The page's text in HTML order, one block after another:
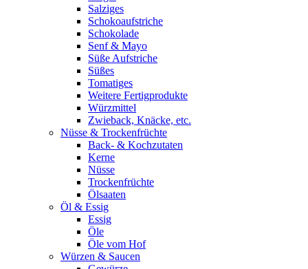
Salziges
Schokoaufstriche
Schokolade
Senf & Mayo
Süße Aufstriche
Süßes
Tomatiges
Weitere Fertigprodukte
Würzmittel
Zwieback, Knäcke, etc.
Nüsse & Trockenfrüchte
Back- & Kochzutaten
Kerne
Nüsse
Trockenfrüchte
Ölsaaten
Öl & Essig
Essig
Öle
Öle vom Hof
Würzen & Saucen